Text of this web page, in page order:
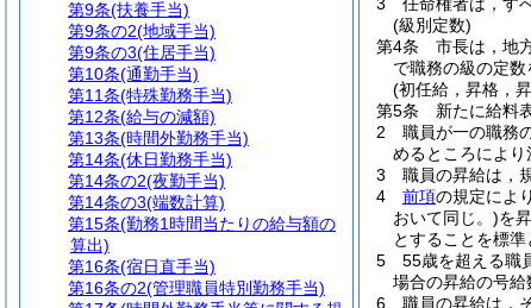
(級別定数)
第4条
市長は，地
で職務の級の定数
(初任給，昇格，
第5条
新たに給料
2
職員が一の職務
めるところにより
3
職員の昇給は，
4
前項の規定によ
おいて同じ。)を
とすることを標
5
55歳を超える職
場合の昇給の号給
6
職員の昇給は，
第9条(扶養手当)
第9条の2(地域手当)
第9条の3(住居手当)
第10条(通勤手当)
第11条(特殊勤務手当)
第12条(給与の減額)
第13条(時間外勤務手当)
第14条(休日勤務手当)
第14条の2(夜勤手当)
第14条の3(端数計算)
第15条(勤務1時間当たりの給与額の
算出)
第16条(宿日直手当)
第16条の2(管理職員特別勤務手当)